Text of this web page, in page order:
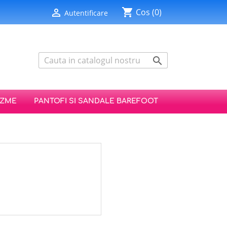
 Autentificare shopping_cart Cos (0)

PANTOFI SI SANDALE BAREFOOT